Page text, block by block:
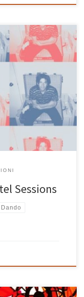
nel proprio
e canta le canzoni più
un senso di
per poter
conoscere bene i
Sessions